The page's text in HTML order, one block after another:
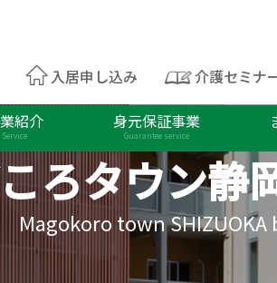
入居申し込み 介護セミナ
紹介
Service
身元保証事業
Guarantee service
ろタウン静
Magokoro town SHIZUOKA